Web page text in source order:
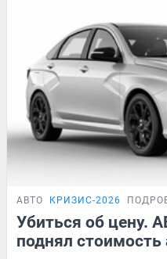
АВТО КРИЗИС-2026
Убиться об цену.
поднял